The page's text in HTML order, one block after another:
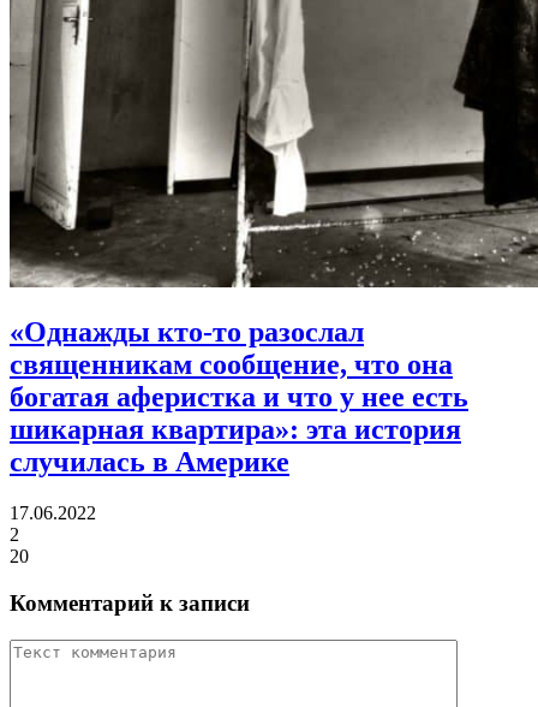
«Однажды кто-то разослал
священникам сообщение, что она
богатая аферистка и что у нее есть
шикарная квартира»: эта история
случилась в Америке
17.06.2022
2
20
Комментарий к записи